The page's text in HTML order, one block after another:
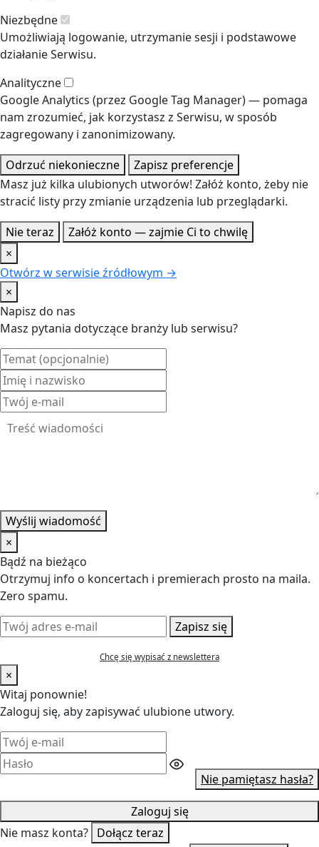
Niezbędne
Umożliwiają logowanie, utrzymanie sesji i podstawowe
działanie Serwisu.
Analityczne
Google Analytics (przez Google Tag Manager) — pomaga
nam zrozumieć, jak korzystasz z Serwisu, w sposób
zagregowany i zanonimizowany.
Odrzuć niekonieczne
Zapisz preferencje
Masz już kilka ulubionych utworów! Załóż konto, żeby nie
stracić listy przy zmianie urządzenia lub przeglądarki.
Nie teraz
Załóż konto — zajmie Ci to chwilę
×
Otwórz w serwisie źródłowym →
×
Napisz do nas
Masz pytania dotyczące branży lub serwisu?
Wyślij wiadomość
×
Bądź na bieżąco
Otrzymuj info o koncertach i premierach prosto na maila.
Zero spamu.
Zapisz się
Chcę się wypisać z newslettera
×
Witaj ponownie!
Zaloguj się, aby zapisywać ulubione utwory.
Nie pamiętasz hasła?
Zaloguj się
Nie masz konta? Dołącz teraz